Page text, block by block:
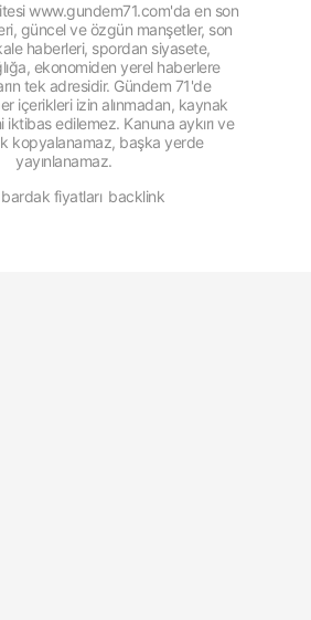
www.gundem71.com'da en son
güncel ve özgün manşetler, son
haberleri, spordan siyasete,
ekonomiden yerel haberlere
tek adresidir. Gündem 71'de
içerikleri izin alınmadan, kaynak
edilemez. Kanuna aykırı ve
kopyalanamaz, başka yerde
yayınlanamaz.
fiyatları backlink